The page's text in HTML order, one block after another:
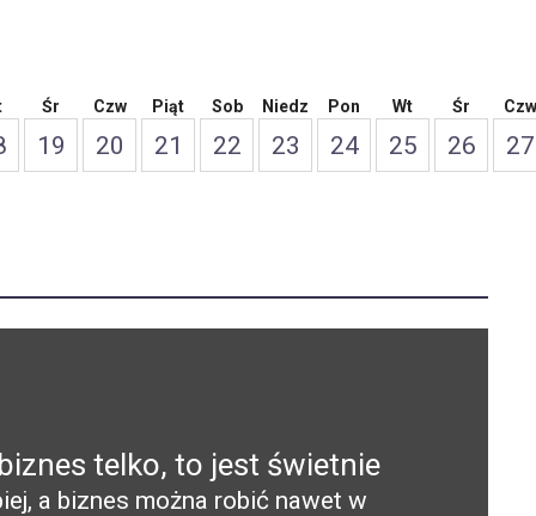
Śr
19
Czw
20
Piąt
21
Sob
22
Niedz
23
Pon
24
Wt
25
Śr
26
Czw
27
telko, to jest świetnie
a biznes można robić nawet w